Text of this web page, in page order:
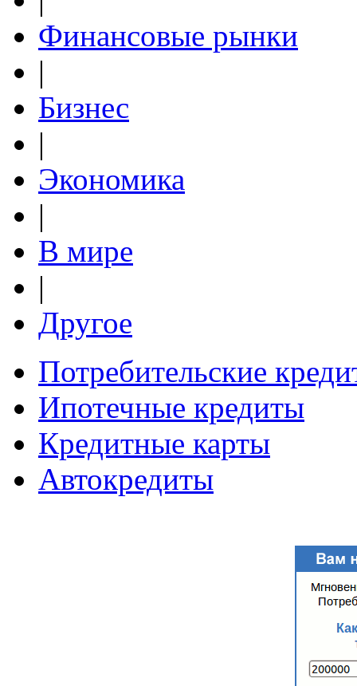
Финансовые рынки
|
Бизнес
|
Экономика
|
В мире
|
Другое
Потребительские
Ипотечные кредиты
Кредитные карты
Автокредиты